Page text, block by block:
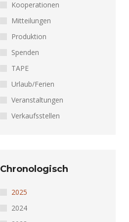
Kooperationen
Mitteilungen
Produktion
Spenden
TAPE
Urlaub/Ferien
Veranstaltungen
Verkaufsstellen
Chronologisch
2025
2024